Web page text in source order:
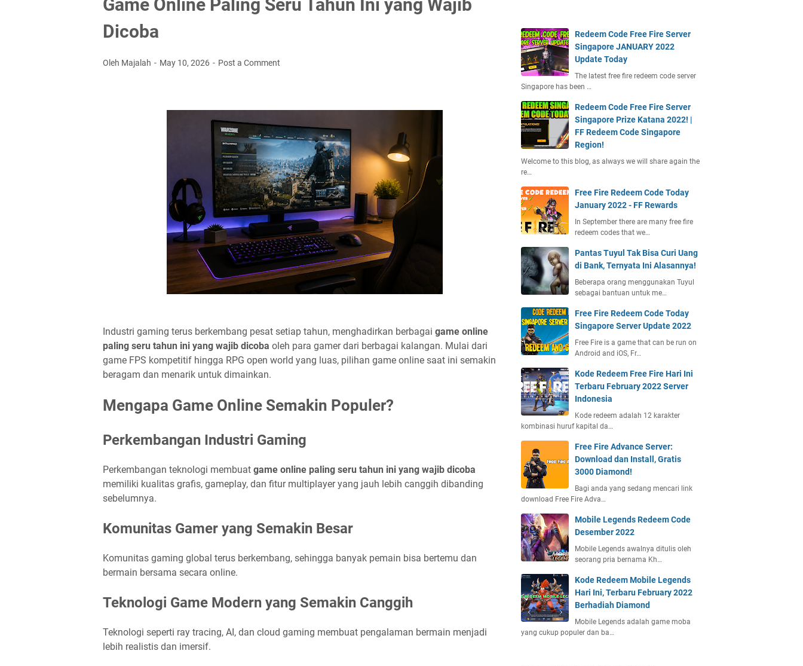
Game Online Paling Seru Tahun Ini yang Wajib
Dicoba
Oleh Majalah May 10, 2026 Post a Comment
Industri gaming terus berkembang pesat setiap tahun, menghadirkan berbagai game online
paling seru tahun ini yang wajib dicoba oleh para gamer dari berbagai kalangan. Mulai dari
game FPS kompetitif hingga RPG open world yang luas, pilihan game online saat ini semakin
beragam dan menarik untuk dimainkan.
Mengapa Game Online Semakin Populer?
Perkembangan Industri Gaming
Perkembangan teknologi membuat game online paling seru tahun ini yang wajib dicoba
memiliki kualitas grafis, gameplay, dan fitur multiplayer yang jauh lebih canggih dibanding
sebelumnya.
Komunitas Gamer yang Semakin Besar
Komunitas gaming global terus berkembang, sehingga banyak pemain bisa bertemu dan
bermain bersama secara online.
Teknologi Game Modern yang Semakin Canggih
Teknologi seperti ray tracing, AI, dan cloud gaming membuat pengalaman bermain menjadi
lebih realistis dan imersif.
Redeem Code Free Fire Server
Singapore JANUARY 2022
Update Today
The latest free fire redeem code server
Singapore has been …
Redeem Code Free Fire Server
Singapore Prize Katana 2022! |
FF Redeem Code Singapore
Region!
Welcome to this blog, as always we will share again the
re…
Free Fire Redeem Code Today
January 2022 - FF Rewards
In September there are many free fire
redeem codes that we…
Pantas Tuyul Tak Bisa Curi Uang
di Bank, Ternyata Ini Alasannya!
Beberapa orang menggunakan Tuyul
sebagai bantuan untuk me…
Free Fire Redeem Code Today
Singapore Server Update 2022
Free Fire is a game that can be run on
Android and iOS, Fr…
Kode Redeem Free Fire Hari Ini
Terbaru February 2022 Server
Indonesia
Kode redeem adalah 12 karakter
kombinasi huruf kapital da…
Free Fire Advance Server:
Download dan Install, Gratis
3000 Diamond!
Bagi anda yang sedang mencari link
download Free Fire Adva…
Mobile Legends Redeem Code
Desember 2022
Mobile Legends awalnya ditulis oleh
seorang pria bernama Kh…
Kode Redeem Mobile Legends
Hari Ini, Terbaru February 2022
Berhadiah Diamond
Mobile Legends adalah game moba
yang cukup populer dan ba…